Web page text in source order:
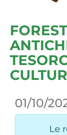
01/10/
Le